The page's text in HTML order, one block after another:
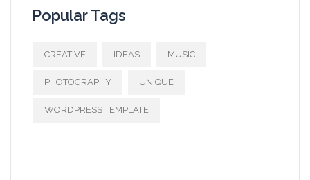
Popular Tags
CREATIVE IDEAS MUSIC
PHOTOGRAPHY UNIQUE
WORDPRESS TEMPLATE